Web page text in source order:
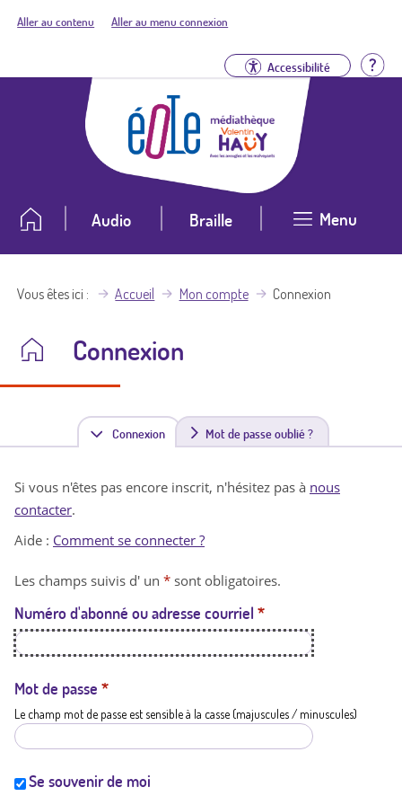
Aller au contenu Aller au menu connexion
Accessibilité
Audio Braille Menu
Vous êtes ici Accueil Mon compte Connexion
Connexion
Connexion(
n
t
a
t
i
Mot de passe oublié ?
Si vous n'êtes pas encore inscrit, n'hésitez pas à nous
contacter.
Aide : Comment se connecter ?
Les champs suivis d' un * sont obligatoires.
Numéro d'abonné ou adresse courriel *
Mot de passe *
Le champ mot de passe est sensible à la casse (majuscules / minuscules)
Se souvenir de moi